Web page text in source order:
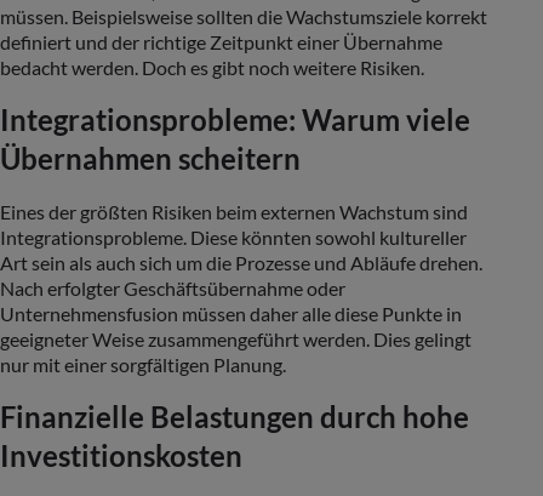
müssen. Beispielsweise sollten die Wachstumsziele korrekt
definiert und der richtige Zeitpunkt einer Übernahme
bedacht werden. Doch es gibt noch weitere Risiken.
Integrationsprobleme: Warum viele
Übernahmen scheitern
Eines der größten Risiken beim externen Wachstum sind
Integrationsprobleme. Diese könnten sowohl kultureller
Art sein als auch sich um die Prozesse und Abläufe drehen.
Nach erfolgter Geschäftsübernahme oder
Unternehmensfusion müssen daher alle diese Punkte in
geeigneter Weise zusammengeführt werden. Dies gelingt
nur mit einer sorgfältigen Planung.
Finanzielle Belastungen durch hohe
Investitionskosten